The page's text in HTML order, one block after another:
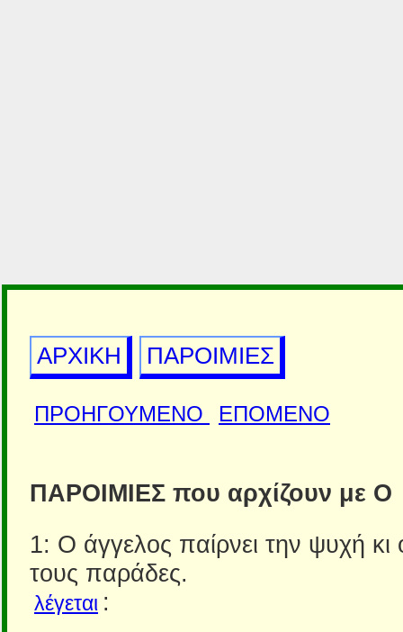
ΑΡΧΙΚΗ ΠΑΡΟΙΜΙΕΣ
ΠΡΟΗΓΟΥΜΕΝΟ ΕΠΟΜΕΝΟ
ΠΑΡΟΙΜΙΕΣ που αρχίζουν με Ο
1: Ο άγγελος παίρνει την ψυχή
τους παράδες.
λέγεται :